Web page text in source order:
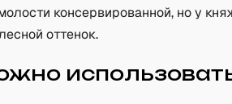
консервированной, но у
оттенок.